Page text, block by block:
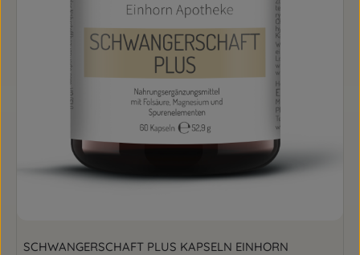
SCHWANGERSCHAFT PLUS KAPSELN EINHORN